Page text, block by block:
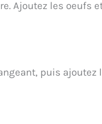
Ajoutez les oeufs
puis ajoutez